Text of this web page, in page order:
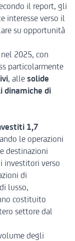
il report, gli
interesse verso il
su opportunità
2025, con
particolarmente
, alle solide
dinamiche di
1,7
le operazioni
destinazioni
investitori verso
di
lusso,
costituito
settore dal
degli